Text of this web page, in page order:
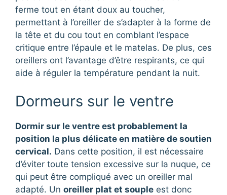
ferme tout en étant doux au toucher,
permettant à l’oreiller de s’adapter à la forme de
la tête et du cou tout en comblant l’espace
critique entre l’épaule et le matelas. De plus, ces
oreillers ont l’avantage d’être respirants, ce qui
aide à réguler la température pendant la nuit.
Dormeurs sur le ventre
Dormir sur le ventre est probablement la
position la plus délicate en matière de soutien
cervical. Dans cette position, il est nécessaire
d’éviter toute tension excessive sur la nuque, ce
qui peut être compliqué avec un oreiller mal
adapté. Un oreiller plat et souple est donc